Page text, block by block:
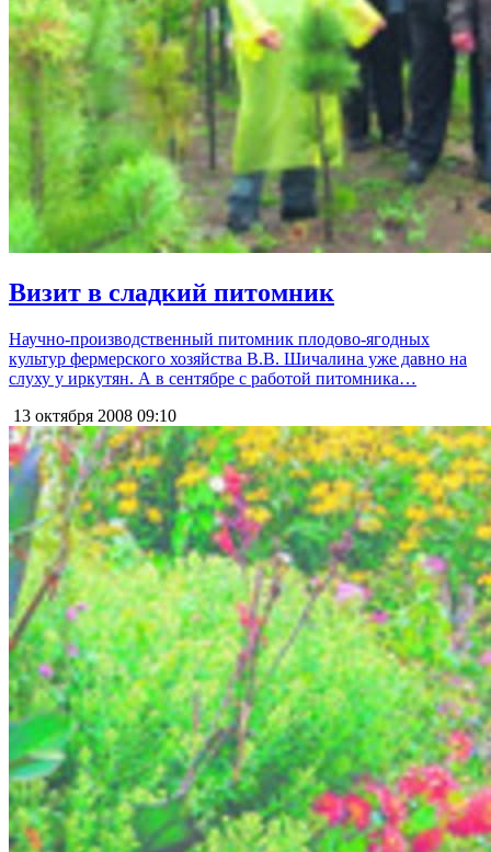
Визит в сладкий питомник
Научно-производственный питомник плодово-ягодных
культур фермерского хозяйства В.В. Шичалина уже давно на
слуху у иркутян. А в сентябре с работой питомника…
13 октября 2008 09:10